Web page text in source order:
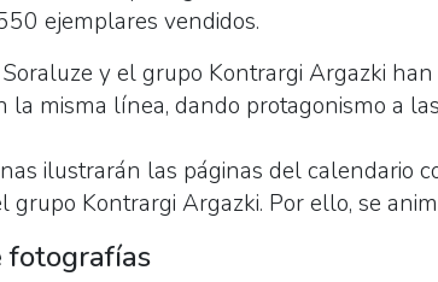
ejemplares vendidos.
y el grupo Kontrargi Argazki
la misma línea, dando protagonismo a
ilustrarán las páginas del calendario
grupo Kontrargi Argazki. Por ello, se
fotografías